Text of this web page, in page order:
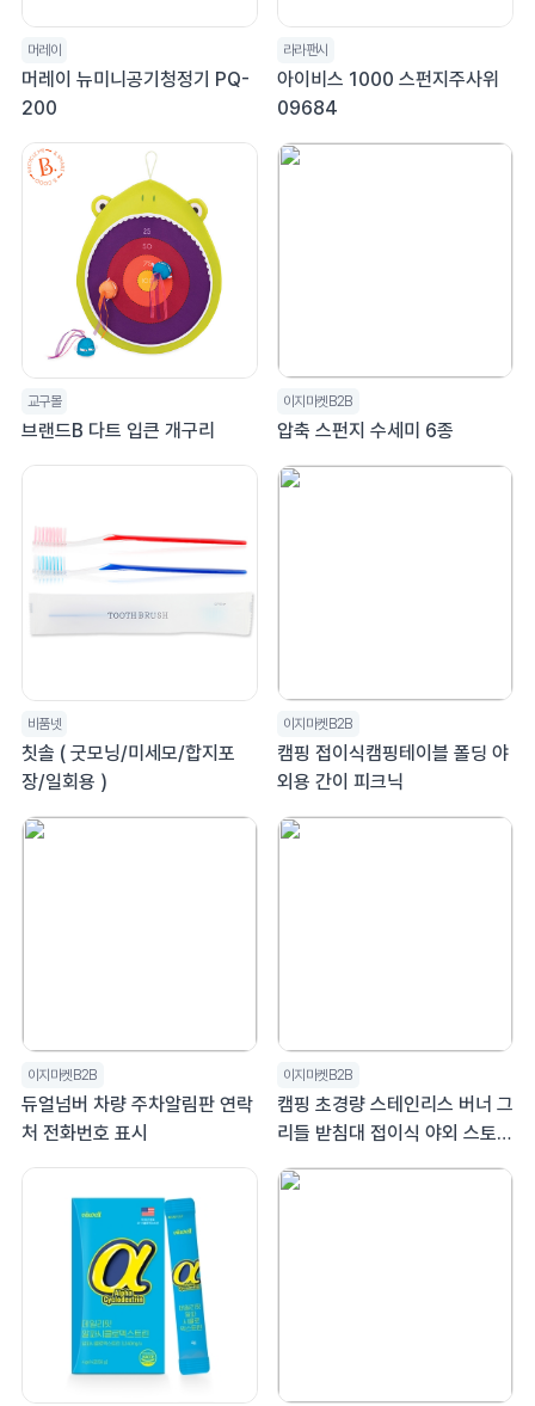
머레이
머레이 뉴미니공기청정기 PQ-
200
라라팬시
아이비스 1000 스펀지주사위
09684
교구몰
브랜드B 다트 입큰 개구리
이지마켓B2B
압축 스펀지 수세미 6종
비품넷
칫솔 ( 굿모닝/미세모/합지포
장/일회용 )
이지마켓B2B
캠핑 접이식캠핑테이블 폴딩 야
외용 간이 피크닉
이지마켓B2B
듀얼넘버 차량 주차알림판 연락
처 전화번호 표시
이지마켓B2B
캠핑 초경량 스테인리스 버너 그
리들 받침대 접이식 야외 스토브
가방세트